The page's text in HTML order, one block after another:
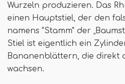
Wurzeln produzieren. Das
einen Hauptstiel, der den
namens "Stamm" der
Stiel ist eigentlich ein
Bananenblättern, die direkt
wachsen.